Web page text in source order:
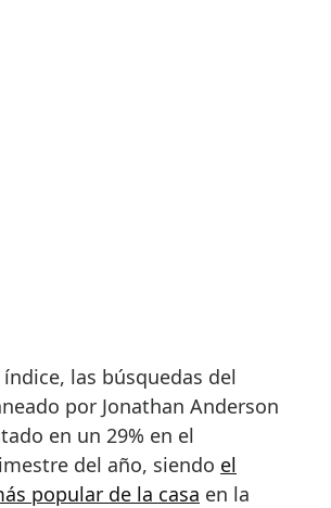
las búsquedas del
por Jonathan Anderson
en un 29% en el
del año, siendo el
popular de la casa en la